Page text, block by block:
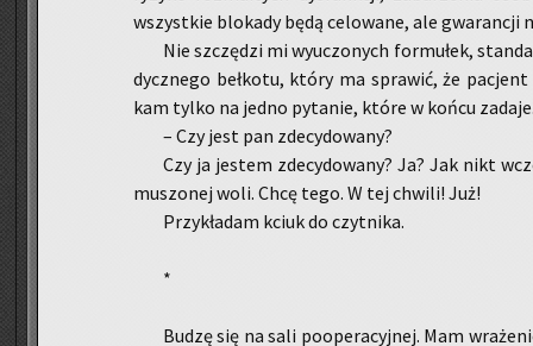
wszyst­kie blo­ka­dy będą ce­lo­wa­ne, ale gwa­ran­cji
Nie szczę­dzi mi wy­uczo­nych for­mu­łek,
dycz­ne­go beł­ko­tu, który ma spra­wić, że
kam tylko na jedno py­ta­nie, które w końcu
– Czy jest pan zde­cy­do­wa­ny?
Czy ja je­stem zde­cy­do­wa­ny? Ja? Jak nikt
mu­szo­nej woli. Chcę tego. W tej chwi­li! Już!
Przy­kła­dam kciuk do czyt­ni­ka.
*
Budzę się na sali po­ope­ra­cyj­nej. Mam